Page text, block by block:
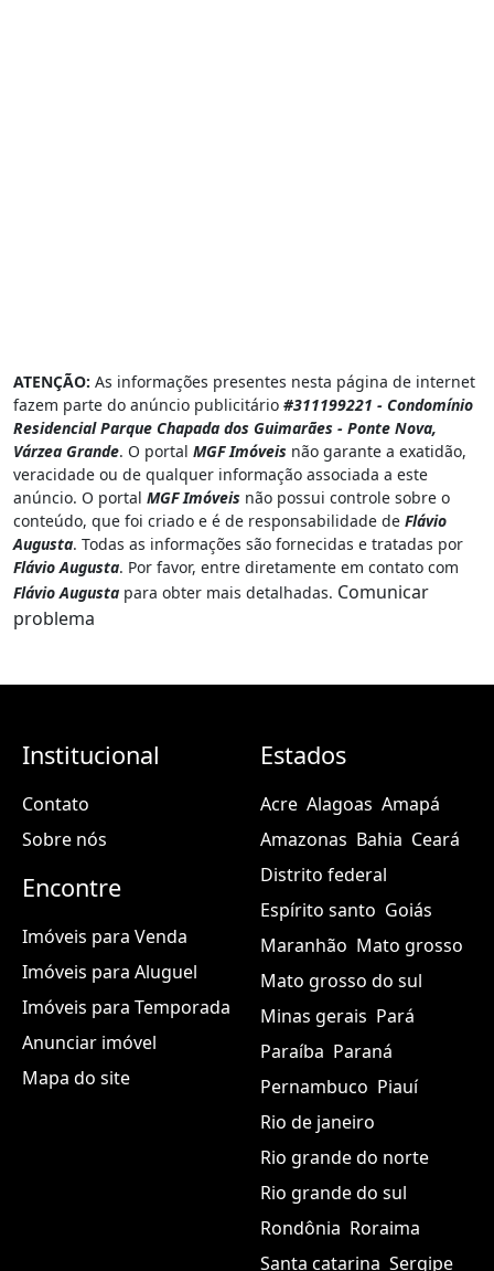
ATENÇÃO: As informações presentes nesta página de internet
fazem parte do anúncio publicitário #311199221 - Condomínio
Residencial Parque Chapada dos Guimarães - Ponte Nova,
Várzea Grande. O portal MGF Imóveis não garante a exatidão,
veracidade ou de qualquer informação associada a este
anúncio. O portal MGF Imóveis não possui controle sobre o
conteúdo, que foi criado e é de responsabilidade de Flávio
Augusta. Todas as informações são fornecidas e tratadas por
Flávio Augusta. Por favor, entre diretamente em contato com
Flávio Augusta para obter mais detalhadas. Comunicar
problema
Institucional
Contato
Sobre nós
Encontre
Imóveis para Venda
Imóveis para Aluguel
Imóveis para Temporada
Anunciar imóvel
Mapa do site
Estados
Acre Alagoas Amapá
Amazonas Bahia Ceará
Distrito federal
Espírito santo Goiás
Maranhão Mato grosso
Mato grosso do sul
Minas gerais Pará
Paraíba Paraná
Pernambuco Piauí
Rio de janeiro
Rio grande do norte
Rio grande do sul
Rondônia Roraima
Santa catarina Sergipe